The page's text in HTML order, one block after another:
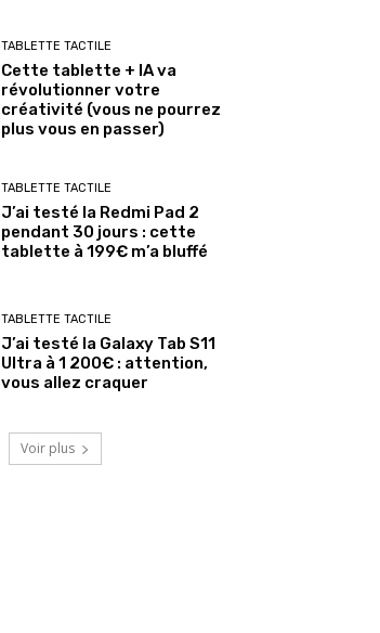
TABLETTE TACTILE
Cette tablette + IA va
révolutionner votre
créativité (vous ne pourrez
plus vous en passer)
TABLETTE TACTILE
J’ai testé la Redmi Pad 2
pendant 30 jours : cette
tablette à 199€ m’a bluffé
TABLETTE TACTILE
J’ai testé la Galaxy Tab S11
Ultra à 1 200€ : attention,
vous allez craquer
Voir plus